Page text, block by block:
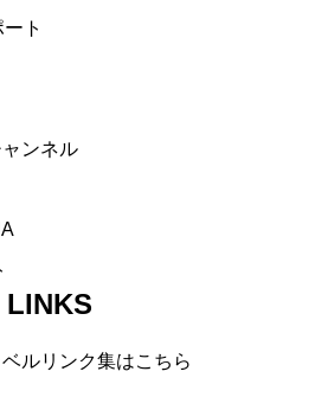
ト
ンネル
LINKS
ルリンク集はこちら